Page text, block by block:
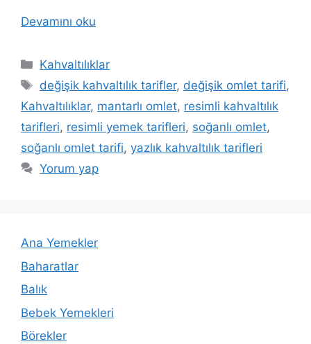
Devamını oku
Kategoriler
Kahvaltılıklar
Etiketler
değişik kahvaltılık tarifler, değişik omlet tarifi,
Kahvaltılıklar, mantarlı omlet, resimli kahvaltılık
tarifleri, resimli yemek tarifleri, soğanlı omlet,
soğanlı omlet tarifi, yazlık kahvaltılık tarifleri
Yorum yap
Ana Yemekler
Baharatlar
Balık
Bebek Yemekleri
Börekler